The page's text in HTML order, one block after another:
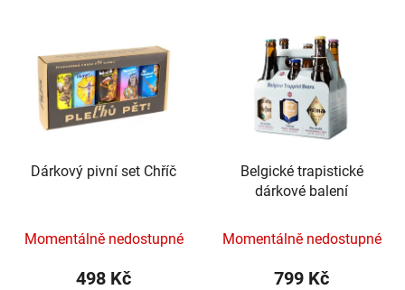
Dárkový pivní set Chříč
Momentálně nedostupné
498 Kč
Belgické trapistické
dárkové balení
Momentálně nedostupné
799 Kč